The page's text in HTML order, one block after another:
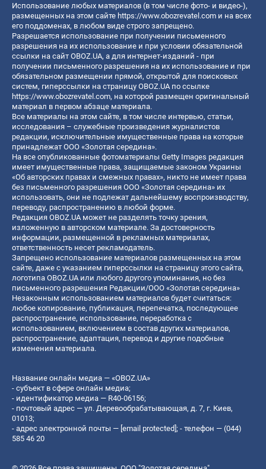
Использование любых материалов (в том числе фото- и видео-),
размещенных на этом сайте https://www.obozrevatel.com и на всех
его поддоменах, в любом виде строго запрещено.
Разрешается использование при получении письменного
разрешения на их использование и при условии обязательной
ссылки на сайт OBOZ.UA, а для интернет-изданий - при
получении письменного разрешения на их использование и при
обязательном размещении прямой, открытой для поисковых
систем, гиперссылки на страницу OBOZ.UA по ссылке
https://www.obozrevatel.com, на которой размещен оригинальный
материал в первом абзаце материала.
Все материалы на этом сайте, в том числе интервью, статьи,
исследования – служебные произведения журналистов
редакции, исключительные имущественные права на которые
принадлежат ООО «Золотая середина».
На все опубликованные фотоматериалы Getty Images редакция
имеет имущественные права, защищаемые законом Украины
«Об авторских правах и смежных правах», никто не имеет права
без письменного разрешения ООО «Золотая середина» их
использовать, они не подлежат дальнейшему воспроизводству,
переводу, распространению в любой форме.
Редакция OBOZ.UA может не разделять точку зрения,
изложенную в авторском материале. За достоверность
информации, размещенной в рекламных материалах,
ответственность несет рекламодатель.
Запрещено использование материалов размещенных на этом
сайте, даже с указанием гиперссылки на страницу этого сайта,
логотипа OBOZ.UA или любого другого упоминания, но без
письменного разрешения Редакции/ООО «Золотая середина»
Незаконным использованием материалов будет считаться:
любое копирование, публикация, перепечатка, последующее
распространение, использование, переработка с
использованием, включением в состав других материалов,
распространение, адаптация, перевод и другие подобные
изменения материала.
Название онлайн медиа — «OBOZ.UA»
- субъект в сфере онлайн медиа;
- идентификатор медиа — R40-06156;
- почтовый адрес — ул. Деревообрабатывающая, д. 7, г. Киев,
01013;
- адрес электронной почты — [email protected]; - телефон — (044)
585 46 20